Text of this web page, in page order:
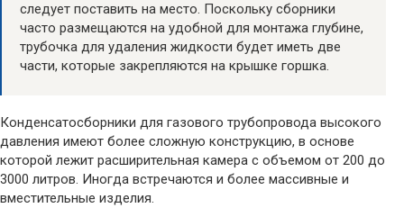
следует поставить на место. Поскольку сборники
часто размещаются на удобной для монтажа глубине,
трубочка для удаления жидкости будет иметь две
части, которые закрепляются на крышке горшка.
Конденсатосборники для газового трубопровода высокого
давления имеют более сложную конструкцию, в основе
которой лежит расширительная камера с объемом от 200 до
3000 литров. Иногда встречаются и более массивные и
вместительные изделия.